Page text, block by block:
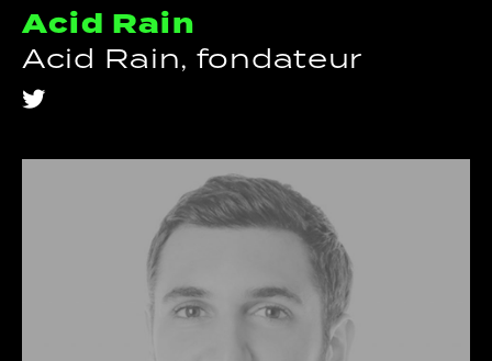
Acid Rain
Acid Rain, fondateur
t